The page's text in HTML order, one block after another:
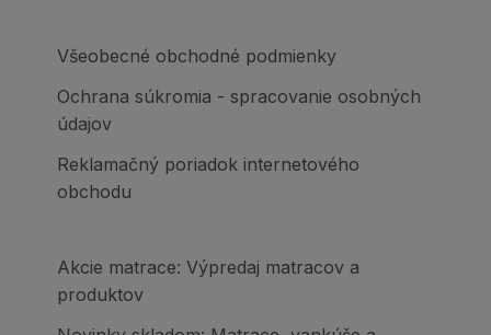
Všeobecné obchodné podmienky
Ochrana súkromia - spracovanie osobných
údajov
Reklamačný poriadok internetového
obchodu
Akcie matrace: Výpredaj matracov a
produktov